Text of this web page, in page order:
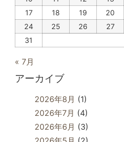
17
18 19 20
24
25 26 27
31
« 7月
アーカイブ
2026年8月 (1)
2026年7月 (4)
2026年6月 (3)